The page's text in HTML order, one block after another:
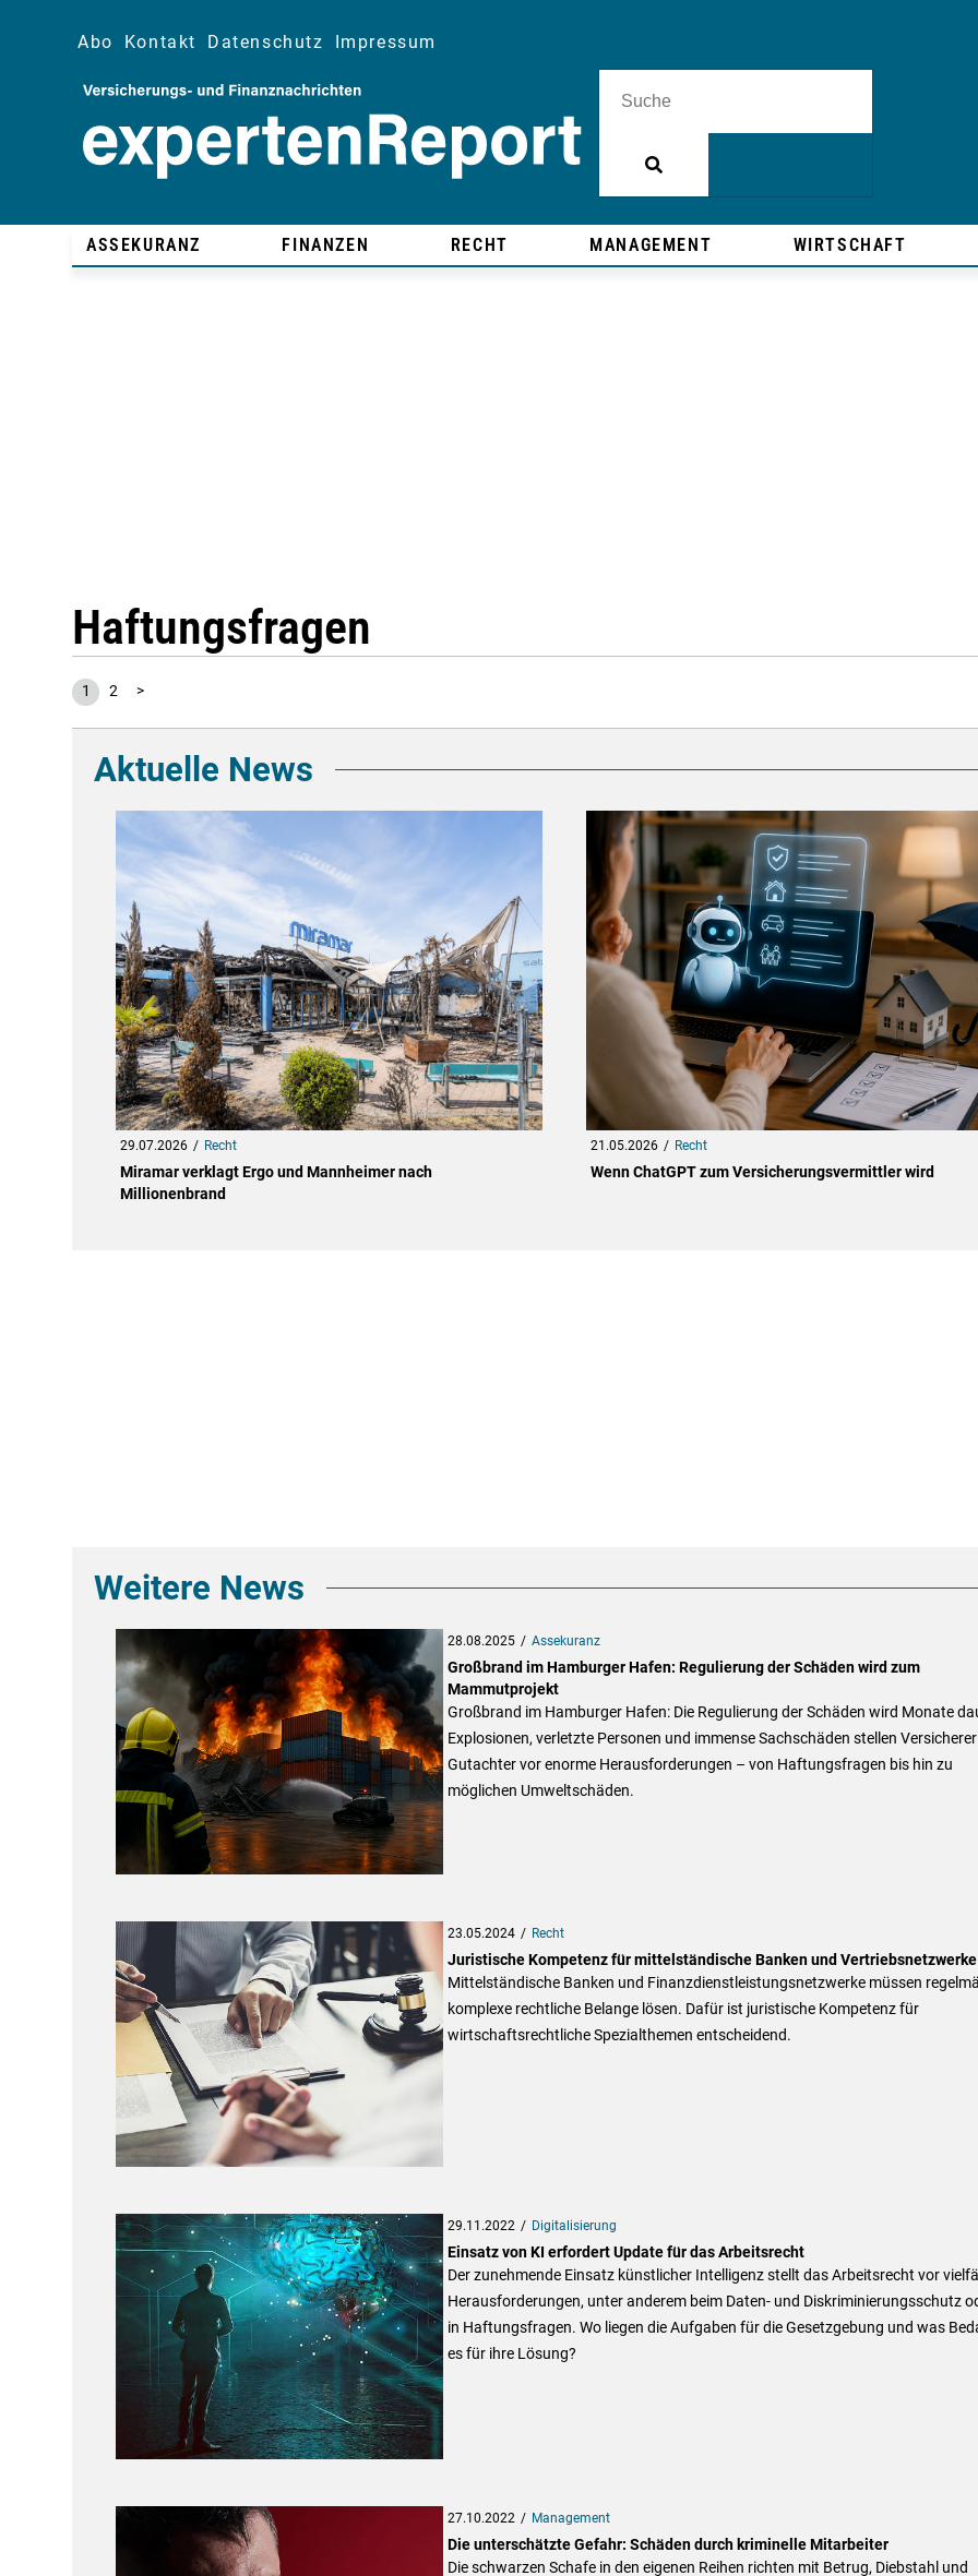
Abo Kontakt Datenschutz Impressum
ASSEKURANZ FINANZEN RECHT MANAGEMENT WIRTSCHAFT
Haftungsfragen
1 2 >
Aktuelle News
29.07.2026 Recht
Miramar verklagt Ergo und Mannheimer nach
Millionenbrand
21.05.2026 Recht
Wenn ChatGPT zum Versicherungsvermittler wird
Weitere News
28.08.2025 Assekuranz
Großbrand im Hamburger Hafen: Regulierung der Schäden wird zum
Mammutprojekt
Großbrand im Hamburger Hafen: Die Regulierung der Schäden wird Monate
Explosionen, verletzte Personen und immense Sachschäden stellen
Gutachter vor enorme Herausforderungen – von Haftungsfragen bis hin zu
möglichen Umweltschäden.
23.05.2024 Recht
Juristische Kompetenz für mittelständische Banken und Vertriebsnetzwerke
Mittelständische Banken und Finanzdienstleistungsnetzwerke müssen
komplexe rechtliche Belange lösen. Dafür ist juristische Kompetenz für
wirtschaftsrechtliche Spezialthemen entscheidend.
29.11.2022 Digitalisierung
Einsatz von KI erfordert Update für das Arbeitsrecht
Der zunehmende Einsatz künstlicher Intelligenz stellt das Arbeitsrecht vor
Herausforderungen, unter anderem beim Daten- und Diskriminierungsschutz
in Haftungsfragen. Wo liegen die Aufgaben für die Gesetzgebung und was
es für ihre Lösung?
27.10.2022 Management
Die unterschätzte Gefahr: Schäden durch kriminelle Mitarbeiter
Die schwarzen Schafe in den eigenen Reihen richten mit Betrug, Diebstahl und